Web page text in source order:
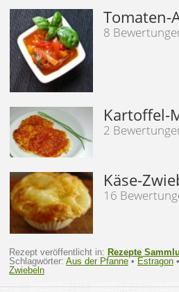
Tomaten-
8
Kartoffel-
2
Käse-
16
Rezept veröffentlicht in: Rezepte
Schlagwörter: Aus der Pfanne • Estragon •
Zwiebeln